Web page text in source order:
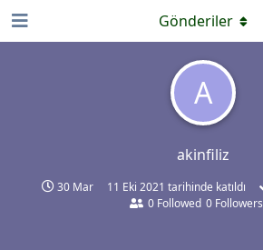
A
akinfiliz
30 Mar 11 Eki 2021 tarihinde katıldı
0 Followed 0 Followers
Gönderiler